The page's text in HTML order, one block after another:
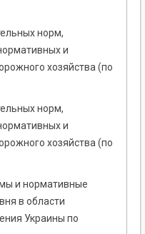
норм,
и
хозяйства (по
норм,
и
хозяйства (по
и нормативные
в области
Украины по